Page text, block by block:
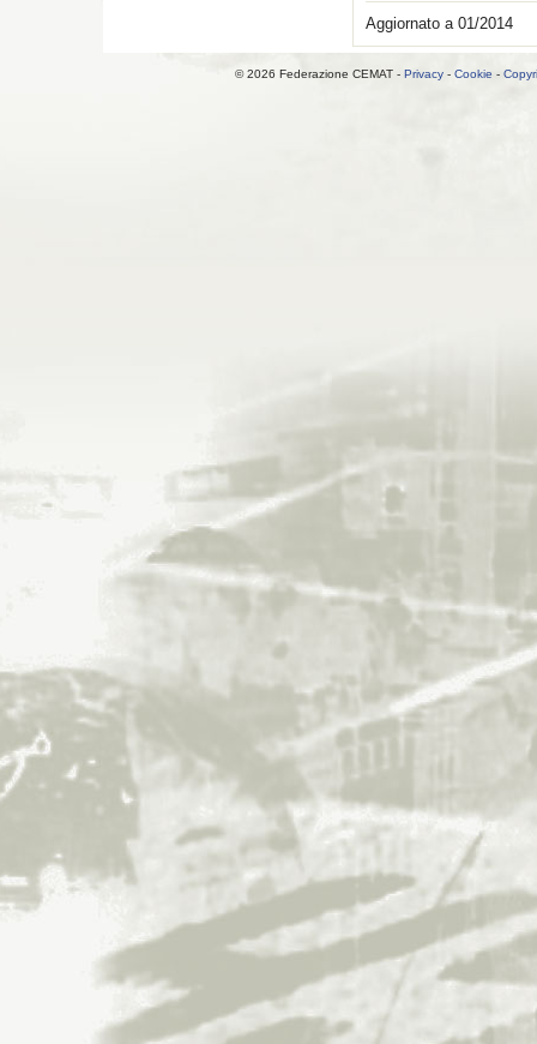
Aggiornato a 01/2014
© 2026 Federazione CEMAT - Privacy- Cookie -